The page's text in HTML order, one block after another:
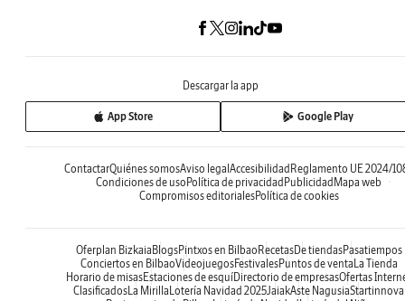
Descargar la app
App Store Google Play
ContactarQuiénes somosAviso legalAccesibilidadReglamento UE 2024/
Condiciones de usoPolítica de privacidadPublicidadMapa web
Compromisos editorialesPolítica de cookies
Oferplan BizkaiaBlogsPintxos en BilbaoRecetasDe tiendasPasatiempos
Conciertos en BilbaoVideojuegosFestivalesPuntos de ventaLa Tienda
Horario de misasEstaciones de esquíDirectorio de empresasOfertas
ClasificadosLa MirillaLotería Navidad 2025JaiakAste NagusiaStartinnova